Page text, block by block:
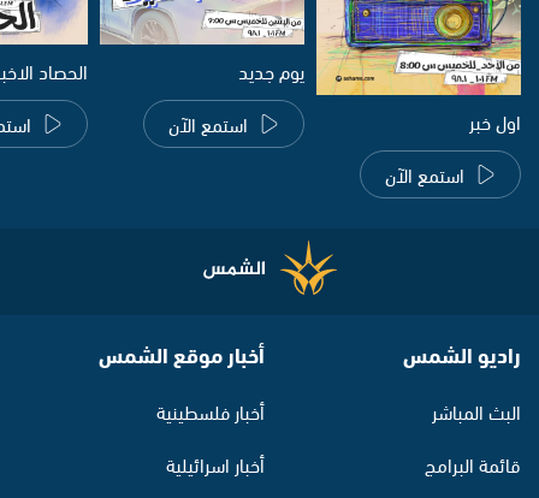
اول خبر
استمع الآن
يوم جديد
استمع الآن
الحصاد
راديو الشمس
البث المباشر
قائمة البرامج
أخبار موقع الشمس
أخبار فلسطينية
أخبار اسرائيلية